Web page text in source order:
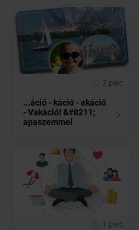
2 perc
...áció - káció - akáció
- Vakáció! &#8211;
apaszemmel
1 perc